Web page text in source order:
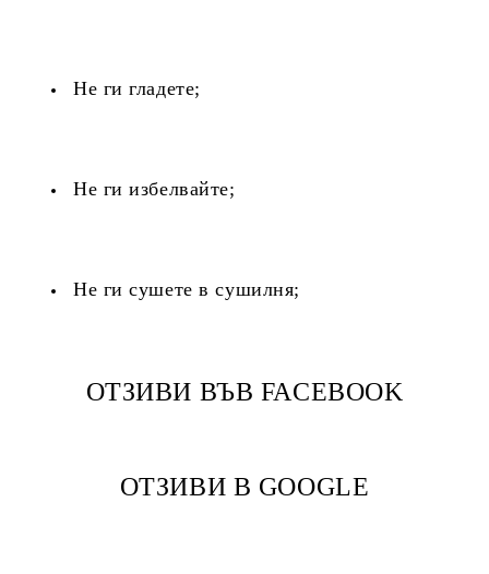
Не ги гладете;
Не ги избелвайте;
Не ги сушете в сушилня;
ОТЗИВИ ВЪВ FACEBOOK
ОТЗИВИ В GOOGLE